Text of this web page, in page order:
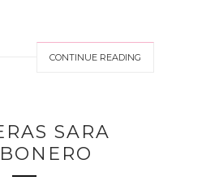
CONTINUE READING
SARA